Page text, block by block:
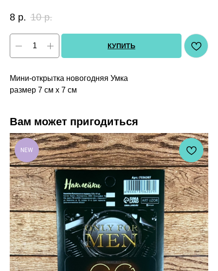
8 р. 10 р.
КУПИТЬ
Мини-открытка новогодняя Умка
размер 7 см х 7 см
Вам может пригодиться
NEW